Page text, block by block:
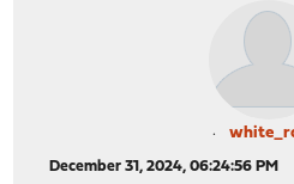
December 31, 2024, 06:24:56 PM